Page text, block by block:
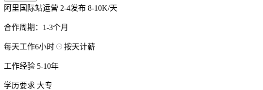
阿里国际站运营 2-4发布 8-10K/天
合作周期：1-3个月
每天工作6小时 按天计薪
工作经验 5-10年
学历要求 大专